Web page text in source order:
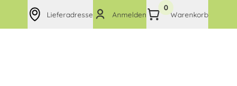
Lieferadresse Anmelden
0
Warenkorb